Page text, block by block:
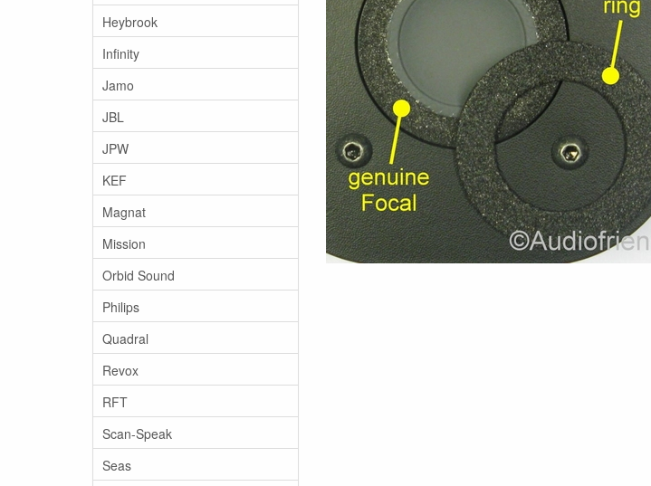
Heybrook
Infinity
Jamo
JBL
JPW
KEF
Magnat
Mission
Orbid Sound
Philips
Quadral
Revox
RFT
Scan-Speak
Seas